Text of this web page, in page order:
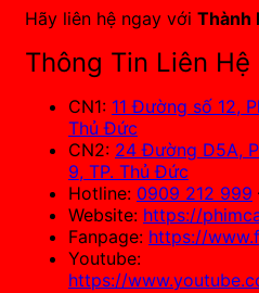
Hãy liên hệ ngay với Thành
Thông Tin Liên Hệ
CN1: 11 Đường số 12,
Thủ Đức
CN2: 24 Đường D5A,
9, TP. Thủ Đức
Hotline: 0909 212 999
Website: https://
Fanpage: https://
Youtube:
https://